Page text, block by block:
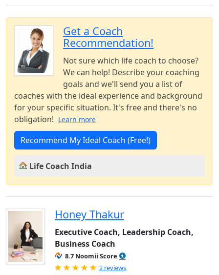
Get a Coach
Recommendation!
Not sure which life coach to choose?
We can help! Describe your coaching
goals and we'll send you a list of
coaches with the ideal experience and background
for your specific situation. It's free and there's no
obligation! Learn more
Recommend My Ideal Coach (Free!)
Life Coach India
Honey Thakur
Executive Coach, Leadership Coach,
Business Coach
8.7 Noomii Score
Rated 5.0 out of 5
2 reviews